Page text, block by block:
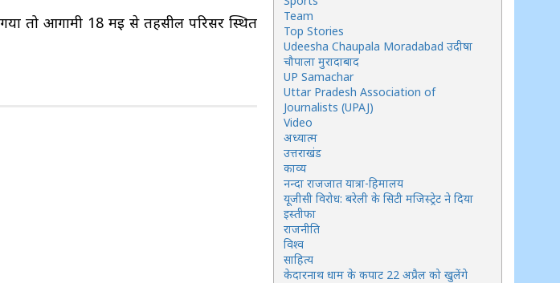
गया तो आगामी 18 मई से तहसील परिसर स्थित
Team
Top Stories
Udeesha Chaupala Moradabad उदीषा
चौपाला मुरादाबाद
UP Samachar
Uttar Pradesh Association of
Journalists (UPAJ)
Video
अध्यात्म
उत्तराखंड
काव्य
नन्दा राजजात यात्रा-हिमालय
यूजीसी विरोध: बरेली के सिटी मजिस्ट्रेट ने दिया
इस्तीफा
राजनीति
विश्व
साहित्य
केदारनाथ धाम के कपाट 22 अप्रैल को खुलेंगे